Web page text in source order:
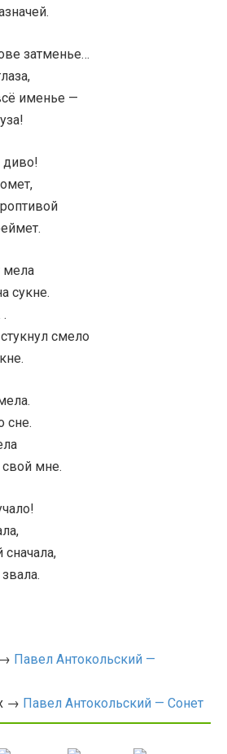
затменье…
именье —
диво!
мела
сукне.
.
смело
сне.
мне.
Павел Антокольский —
→ Павел Антокольский — Сонет